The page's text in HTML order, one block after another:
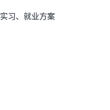
习、就业方案